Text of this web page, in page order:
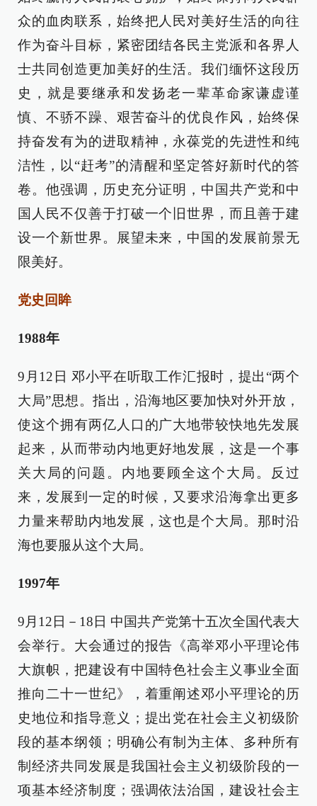
众的血肉联系，始终把人民对美好生活的向往
作为奋斗目标，紧密团结各民主党派和各界人
士共同创造更加美好的生活。我们缅怀这段历
史，就是要继承和发扬老一辈革命家谦虚谨
慎、不骄不躁、艰苦奋斗的优良作风，始终保
持奋发有为的进取精神，永葆党的先进性和纯
洁性，以“赶考”的清醒和坚定答好新时代的答
卷。他强调，历史充分证明，中国共产党和中
国人民不仅善于打破一个旧世界，而且善于建
设一个新世界。展望未来，中国的发展前景无
限美好。
党史回眸
1988年
9月12日 邓小平在听取工作汇报时，提出“两个
大局”思想。指出，沿海地区要加快对外开放，
使这个拥有两亿人口的广大地带较快地先发展
起来，从而带动内地更好地发展，这是一个事
关大局的问题。内地要顾全这个大局。反过
来，发展到一定的时候，又要求沿海拿出更多
力量来帮助内地发展，这也是个大局。那时沿
海也要服从这个大局。
1997年
9月12日－18日 中国共产党第十五次全国代表大
会举行。大会通过的报告《高举邓小平理论伟
大旗帜，把建设有中国特色社会主义事业全面
推向二十一世纪》，着重阐述邓小平理论的历
史地位和指导意义；提出党在社会主义初级阶
段的基本纲领；明确公有制为主体、多种所有
制经济共同发展是我国社会主义初级阶段的一
项基本经济制度；强调依法治国，建设社会主